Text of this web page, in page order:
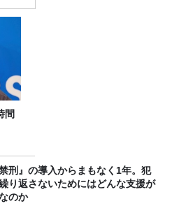
間
禁刑』の導入からまもなく1年。犯
り返さないためにはどんな支援が
のか